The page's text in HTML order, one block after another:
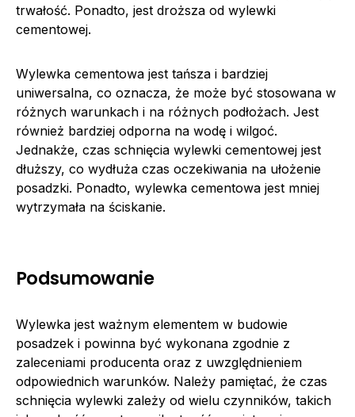
trwałość. Ponadto, jest droższa od wylewki
cementowej.
Wylewka cementowa jest tańsza i bardziej
uniwersalna, co oznacza, że może być stosowana w
różnych warunkach i na różnych podłożach. Jest
również bardziej odporna na wodę i wilgoć.
Jednakże, czas schnięcia wylewki cementowej jest
dłuższy, co wydłuża czas oczekiwania na ułożenie
posadzki. Ponadto, wylewka cementowa jest mniej
wytrzymała na ściskanie.
Podsumowanie
Wylewka jest ważnym elementem w budowie
posadzek i powinna być wykonana zgodnie z
zaleceniami producenta oraz z uwzględnieniem
odpowiednich warunków. Należy pamiętać, że czas
schnięcia wylewki zależy od wielu czynników, takich